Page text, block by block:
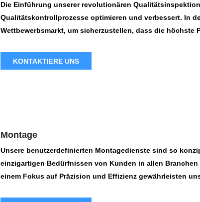
Die Einführung unserer revolutionären
Qualitätskontrollprozesse optimieren und verbessert. In
Wettbewerbsmarkt, um sicherzustellen, dass die höchste
umfassendes Instrument, mit dem Unternehmen die
KONTAKTIERE UNS
Montage
Unsere benutzerdefinierten Montagedienste sind so
einzigartigen Bedürfnissen von Kunden in allen Branchen
einem Fokus auf Präzision und Effizienz gewährleisten